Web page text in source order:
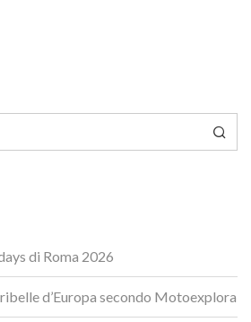
di Roma 2026
d’Europa secondo Motoexplora